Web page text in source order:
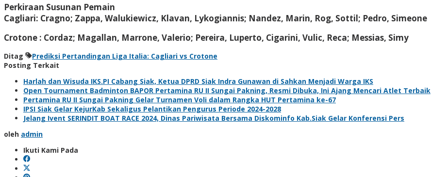
Perkiraan Susunan Pemain
Cagliari: Cragno; Zappa, Walukiewicz, Klavan, Lykogiannis; Nandez, Marin, Rog, Sottil; Pedro, Simeone
Crotone : Cordaz; Magallan, Marrone, Valerio; Pereira, Luperto, Cigarini, Vulic, Reca; Messias, Simy
Ditag
Prediksi Pertandingan Liga Italia: Cagliari vs Crotone
Posting Terkait
Harlah dan Wisuda IKS.PI Cabang Siak, Ketua DPRD Siak Indra Gunawan di Sahkan Menjadi Warga IKS
Open Tournament Badminton BAPOR Pertamina RU II Sungai Pakning, Resmi Dibuka, Ini Ajang Mencari Atlet Terbaik
Pertamina RU II Sungai Pakning Gelar Turnamen Voli dalam Rangka HUT Pertamina ke-67
IPSI Siak Gelar KejurKab Sekaligus Pelantikan Pengurus Periode 2024-2028
Jelang Ivent SERINDIT BOAT RACE 2024, Dinas Pariwisata Bersama Diskominfo Kab.Siak Gelar Konferensi Pers
oleh admin
Ikuti Kami Pada